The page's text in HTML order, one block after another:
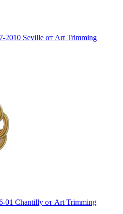
2010 Seville от Art Trimming
01 Chantilly от Art Trimming